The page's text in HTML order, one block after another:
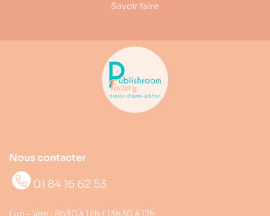
Savoir faire
Nous contacter
01 84 16 62 53
Lun – Ven : 8h30 à 12h / 13h30 à 17h